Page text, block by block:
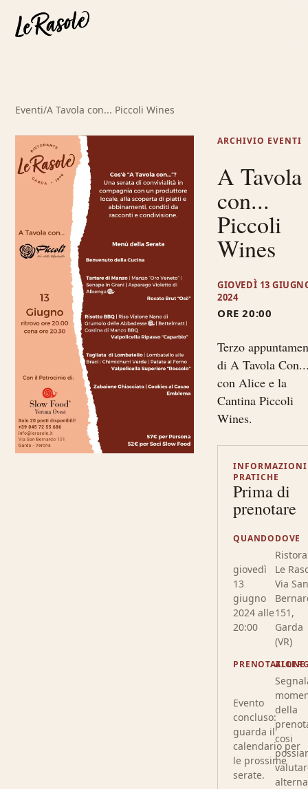
Eventi/A Tavola con... Piccoli Wines
ARCHIVIO EVENTI
A Tavola
con...
Piccoli
Wines
GIOVEDÌ 13
2024
ORE 20:00
Terzo
di A Tavola
con Alice e la
Cantina Piccoli
Wines.
INFORMAZIONI
PRATICHE
Prima di
prenotare
QUANDO
giovedì
13
giugno
2024 alle
20:00
DOVE
Le
Via
151,
Garda
(VR)
PRENOTAZIONE
Evento
concluso:
guarda il
calendario per
le prossime
serate.
della
cosi